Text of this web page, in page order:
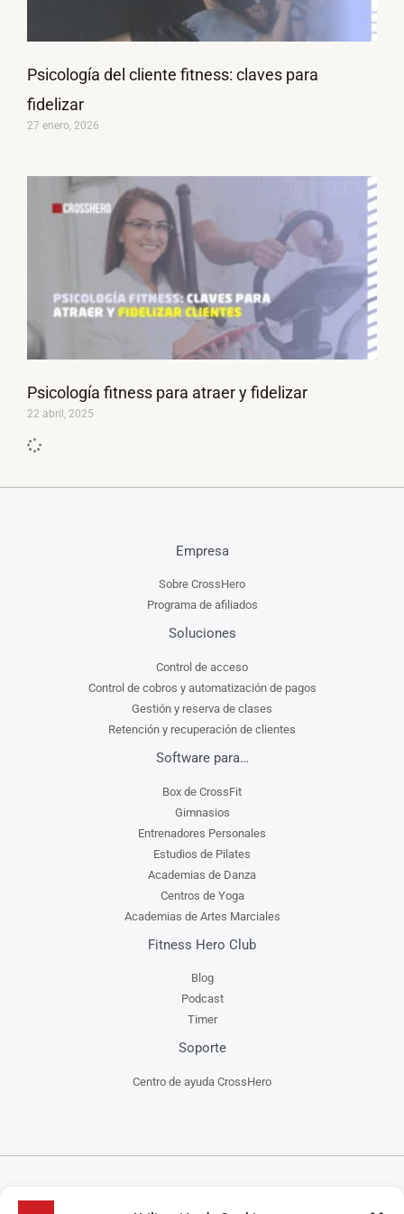
Psicología del cliente fitness: claves para
fidelizar
27 enero, 2026
Psicología fitness para atraer y fidelizar
22 abril, 2025
Empresa
Sobre CrossHero
Programa de afiliados
Soluciones
Control de acceso
Control de cobros y automatización de pagos
Gestión y reserva de clases
Retención y recuperación de clientes
Software para…
Box de CrossFit
Gimnasios
Entrenadores Personales
Estudios de Pilates
Academias de Danza
Centros de Yoga
Academias de Artes Marciales
Fitness Hero Club
Blog
Podcast
Timer
Soporte
Centro de ayuda CrossHero
CrossHero es un software y app todo en uno, para la gestión de gimnasios, centros de